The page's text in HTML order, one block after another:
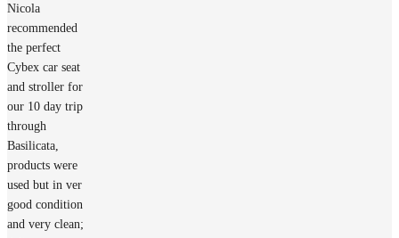
Nicola
recommended
the perfect
Cybex car seat
and stroller for
our 10 day trip
through
Basilicata,
products were
used but in ver
good condition
and very clean;